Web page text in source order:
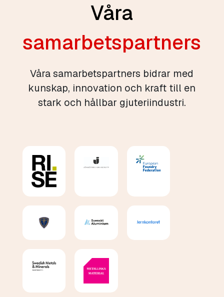
Våra
samarbetspartners
Våra samarbetspartners bidrar med
kunskap, innovation och kraft till en
stark och hållbar gjuteriindustri.